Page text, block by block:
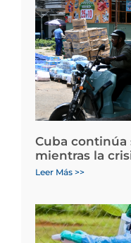
Cuba continúa
mientras la
Leer Más >>